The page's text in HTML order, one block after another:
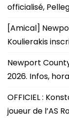
officialisé,
[Amical]
Koulierakis
Newport
2026. Infos,
OFFICIEL :
joueur de l’AS